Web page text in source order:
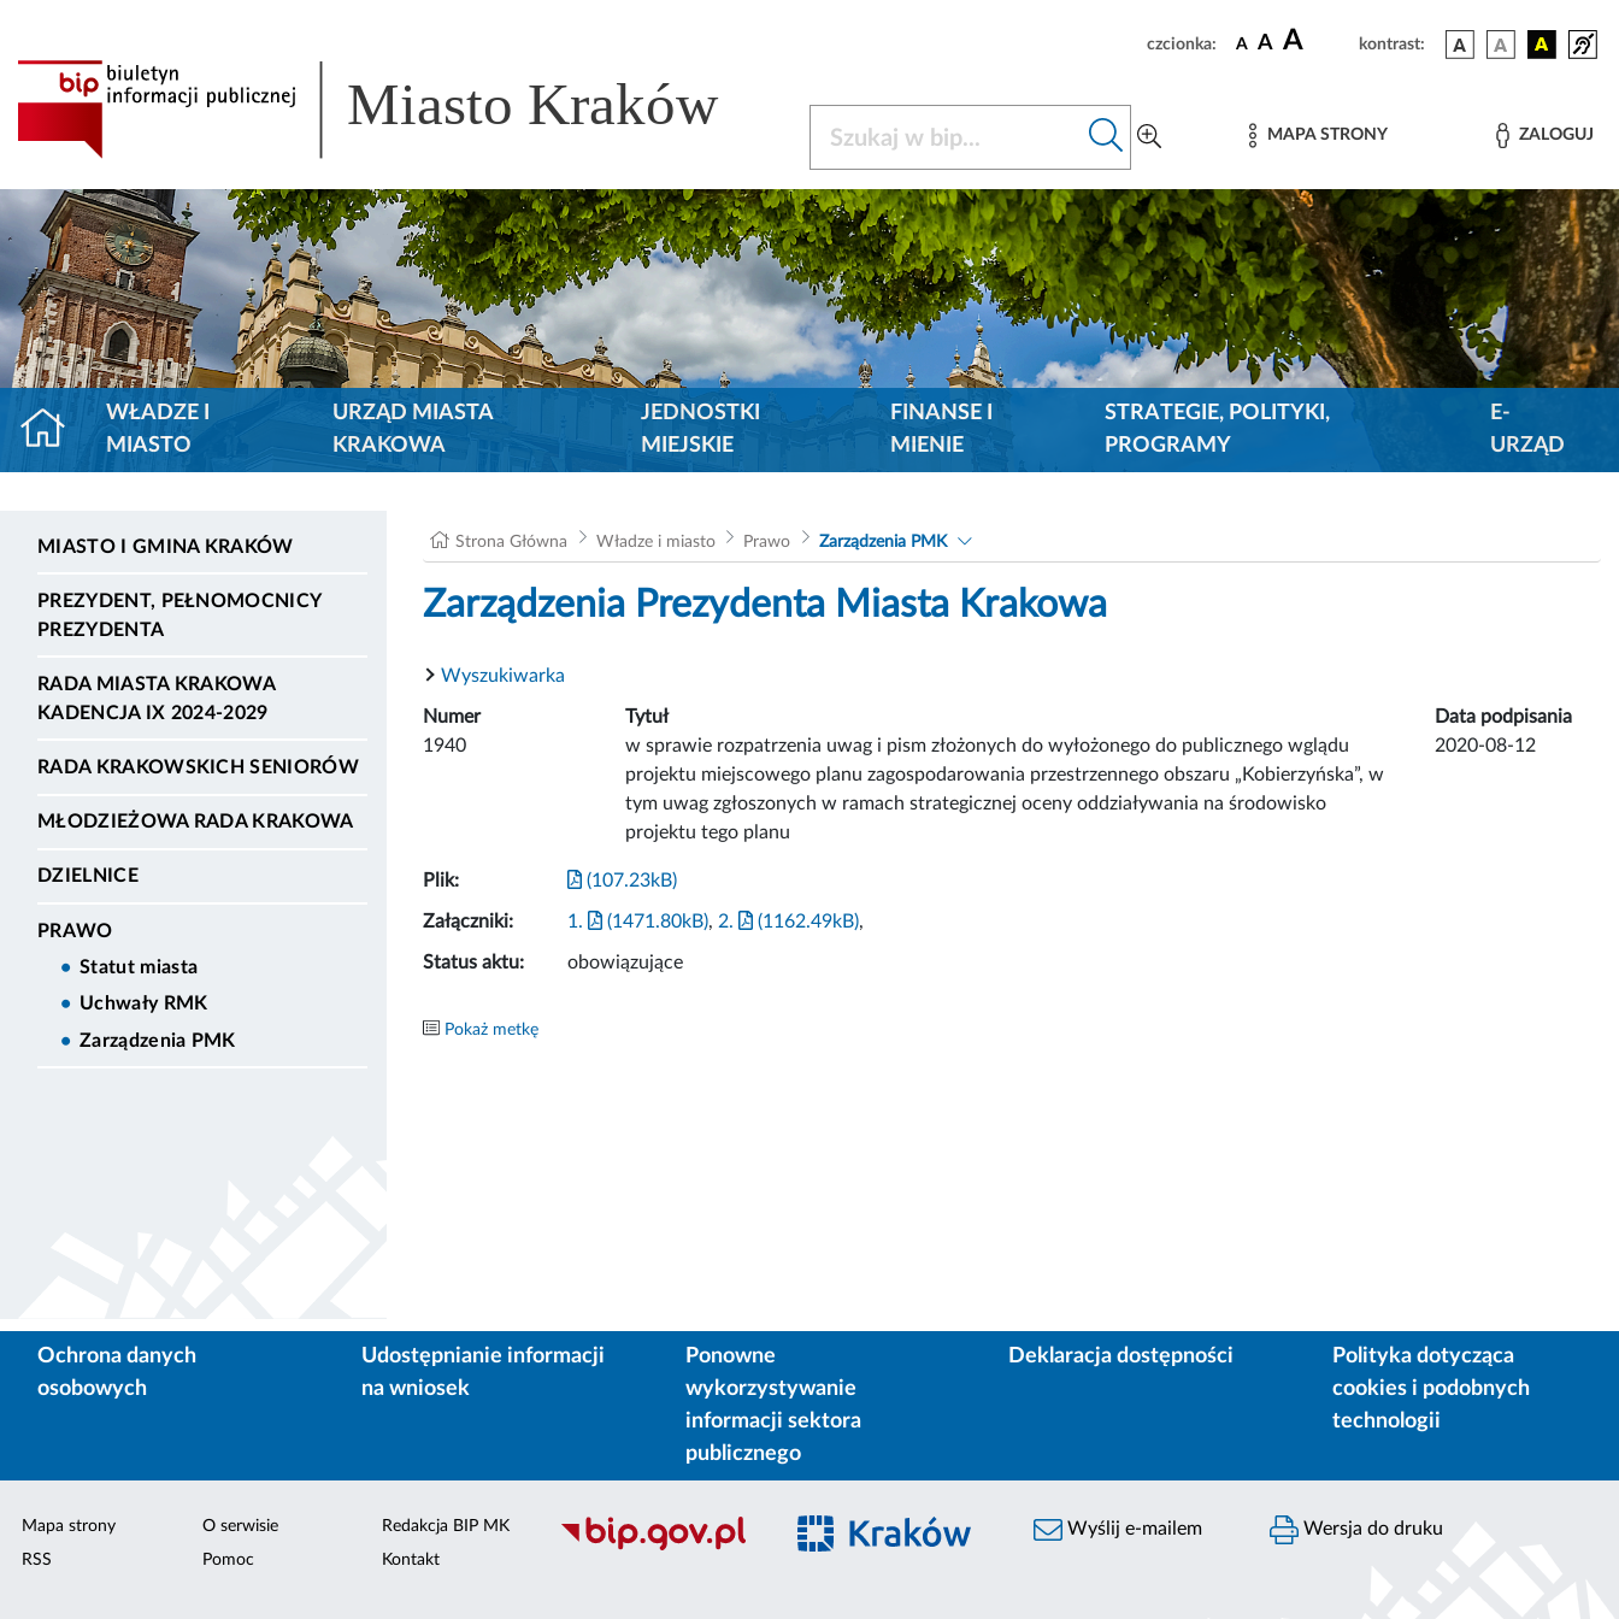
czcionka: A A A kontrast:
Miasto Kraków MAPA STRONY ZALOGUJ
WŁADZE I
MIASTO
URZĄD MIASTA
KRAKOWA
JEDNOSTKI
MIEJSKIE
FINANSE I
MIENIE
STRATEGIE, POLITYKI,
PROGRAMY
E-
URZĄD
MIASTO I GMINA KRAKÓW
PREZYDENT, PEŁNOMOCNICY
PREZYDENTA
RADA MIASTA KRAKOWA
KADENCJA IX 2024-2029
RADA KRAKOWSKICH SENIORÓW
MŁODZIEŻOWA RADA KRAKOWA
DZIELNICE
PRAWO
Statut miasta
Uchwały RMK
Zarządzenia PMK
Strona Główna Władze i miasto Prawo Zarządzenia PMK
Zarządzenia Prezydenta Miasta Krakowa
Wyszukiwarka
Numer Tytuł
Data podpisania
1940
w sprawie rozpatrzenia uwag i pism złożonych do wyłożonego do publicznego wglądu
projektu miejscowego planu zagospodarowania przestrzennego obszaru „Kobierzyńska”, w
tym uwag zgłoszonych w ramach strategicznej oceny oddziaływania na środowisko
projektu tego planu
2020-08-12
Plik: (107.23kB)
Załączniki: 1. (1471.80kB), 2. (1162.49kB),
Status aktu: obowiązujące
Pokaż metkę
Ochrona danych
osobowych
Udostępnianie informacji
na wniosek
Ponowne
wykorzystywanie
informacji sektora
publicznego
Deklaracja dostępności
Polityka dotycząca
cookies i podobnych
technologii
Mapa strony
RSS
O serwisie
Pomoc
Redakcja BIP MK
Kontakt
Wyślij e-mailem Wersja do druku